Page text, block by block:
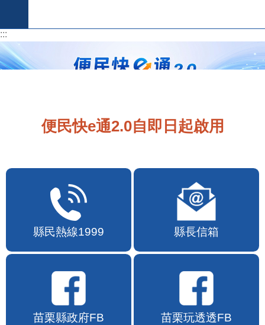
:::
:::
便民快e通2.0自即日起啟用
縣民熱線1999 縣長信箱
苗栗縣政府FB 苗栗玩透透FB